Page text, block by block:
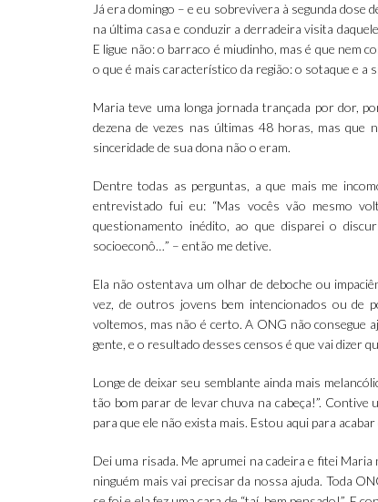
Já era domingo – e eu sobrevivera à segunda dose
na última casa e conduzir a derradeira visita
E ligue não: o barraco é miudinho, mas é que nem
o que é mais característico da região: o sotaque e a
Maria teve uma longa jornada trançada por dor,
dezena de vezes nas últimas 48 horas, mas que
sinceridade de sua dona não o eram.
Dentre todas as perguntas, a que mais me
entrevistado fui eu: “Mas vocês vão mesmo
questionamento inédito, ao que disparei o
socioeconô…” – então me detive.
Ela não ostentava um olhar de deboche ou
vez, de outros jovens bem intencionados ou de
voltemos, mas não é certo. A ONG não consegue
gente, e o resultado desses censos é que vai dizer
Longe de deixar seu semblante ainda mais
tão bom parar de levar chuva na cabeça!”. Contive
para que ele não exista mais. Estou aqui para
Dei uma risada. Me aprumei na cadeira e fitei
ninguém mais vai precisar da nossa ajuda. Toda